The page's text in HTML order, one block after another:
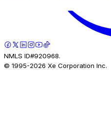
NMLS ID#920968.
© 1995-2026 Xe Corporation Inc.